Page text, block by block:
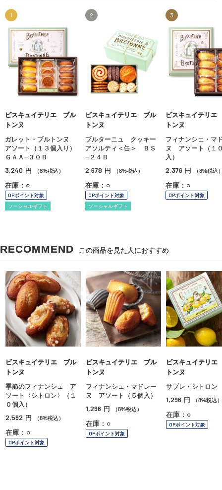
1
ビスキュイテリエ ブル
トンヌ
ガレット・ブルトンヌ
アソート（１３個入り）
ＧＡＡ−３０Ｂ
3,240 円 （8%税込）
在庫：○
OPポイント対象
ソーシャルギフト
2
ビスキュイテリエ ブル
トンヌ
ブルターニュ クッキー
アソルティ＜缶＞ ＢＳ
−２４Ｂ
2,678 円 （8%税込）
在庫：○
OPポイント対象
ソーシャルギフト
3
ビスキュイテリ
トンヌ
フィナンシェ・マ
ヌ アソート（１
入）
2,376 円 （8%税込
在庫：○
OPポイント対象
RECOMMEND この商品を見た人におすすめ
ビスキュイテリエ ブル
トンヌ
季節のフィナンシェ ア
ソート〈シトロン〉（１
０個入）
2,592 円 （8%税込）
在庫：○
OPポイント対象
ビスキュイテリエ ブル
トンヌ
フィナンシェ・マドレー
ヌ アソート（５個入）
1,296 円 （8%税込）
在庫：○
OPポイント対象
ビスキュイテリ
トンヌ
サブレ・シトロン
1,296 円 （8%税込）
在庫：○
OPポイント対象